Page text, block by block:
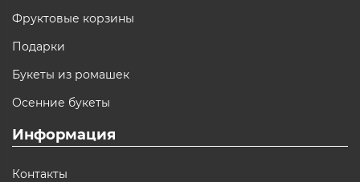
Фруктовые корзины
Подарки
Букеты из ромашек
Осенние букеты
Информация
Контакты